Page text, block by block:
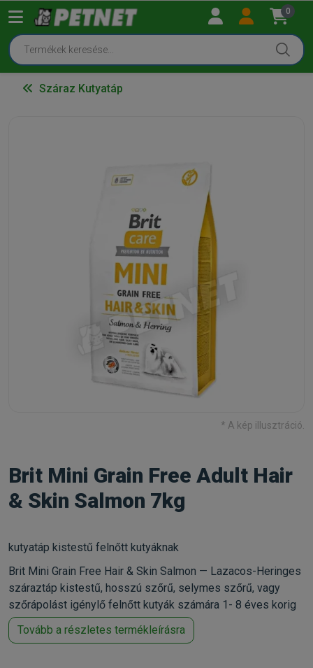
0
Száraz Kutyatáp
* A kép illusztráció.
Brit Mini Grain Free Adult Hair
& Skin Salmon 7kg
kutyatáp kistestű felnőtt kutyáknak
Brit Mini Grain Free Hair & Skin Salmon — Lazacos-Heringes
száraztáp kistestű, hosszú szőrű, selymes szőrű, vagy
szőrápolást igénylő felnőtt kutyák számára 1- 8 éves korig
Tovább a részletes termékleírásra